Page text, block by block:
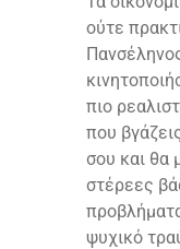
ούτε
πιο
που
σου και θα
στέρεες
ψυχικό